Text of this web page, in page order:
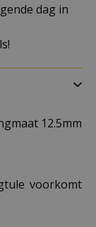
dag in
12.5mm
voorkomt